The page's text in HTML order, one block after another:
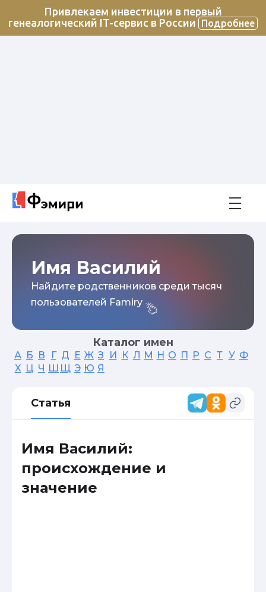
Привлекаем инвестиции в первый
генеалогический IT-сервис в России
Подробнее
Имя Василий
Найдите родственников среди тысяч
пользователей Famiry
Каталог имен
А Б В Г Д Е Ж З И К Л М Н О П Р С Т У Ф
Х Ц Ч Ш Щ Э Ю Я
Статья
Имя Василий:
происхождение и
значение